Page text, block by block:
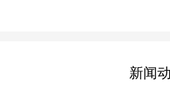
新闻